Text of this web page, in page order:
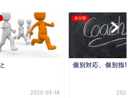
2020-03-18
未分類
個別対応、個別指導
2020-